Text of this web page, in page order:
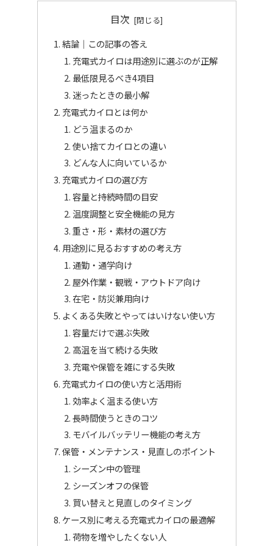
目次
結論｜この記事の答え
充電式カイロは用途別に選ぶのが正解
最低限見るべき4項目
迷ったときの最小解
充電式カイロとは何か
どう温まるのか
使い捨てカイロとの違い
どんな人に向いているか
充電式カイロの選び方
容量と持続時間の目安
温度調整と安全機能の見方
重さ・形・素材の選び方
用途別に見るおすすめの考え方
通勤・通学向け
屋外作業・観戦・アウトドア向け
在宅・防災兼用向け
よくある失敗とやってはいけない使い方
容量だけで選ぶ失敗
高温を当て続ける失敗
充電や保管を雑にする失敗
充電式カイロの使い方と活用術
効率よく温まる使い方
長時間使うときのコツ
モバイルバッテリー機能の考え方
保管・メンテナンス・見直しのポイント
シーズン中の管理
シーズンオフの保管
買い替えと見直しのタイミング
ケース別に考える充電式カイロの最適解
荷物を増やしたくない人